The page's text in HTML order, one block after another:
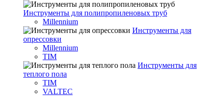
Инструменты для полипропиленовых труб
Millennium
Инструменты для
опрессовки
Millennium
TIM
Инструменты для
теплого пола
TIM
VALTEC